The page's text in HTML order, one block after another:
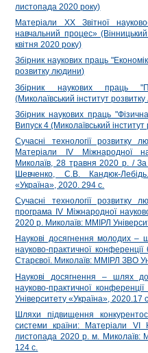
листопада 2020 року)
Матеріали ХХ Звітної
навчальний процес»
квітня 2020 року)
Збірник наукових праць
розвитку людини)
Збірник наукових праць
(Миколаївський інститут
Збірник наукових праць
Випуск 4 (Миколаївський
Сучасні технології розвитку
Матеріали ІV Міжнародної
Миколаїв, 28 травня 2020 р. /
Шевченко, С.В. Кандюк-
«Україна», 2020. 294 с.
Сучасні технології розвитку
програма ІV Міжнародної
2020 р. Миколаїв: ММІРЛ
Наукові досягнення молодих –
науково-практичної
Старєвої. Миколаїв: ММIРЛ ЗВО
Наукові досягнення – шлях до
науково-практичної
Університету «Україна», 2020.17 с.
Шляхи підвищення
системи країни: Матеріали VІ
листопада 2020 р. м. Миколаїв:
124 c.